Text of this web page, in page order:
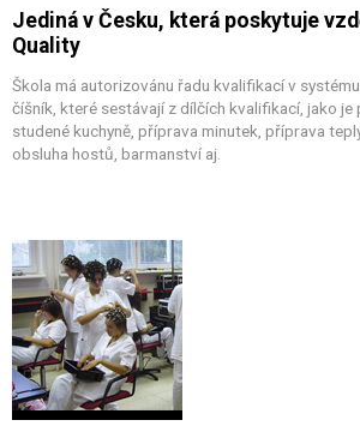
Jediná v Česku, která poskytuje
Quality
Škola má autorizovánu řadu kvalifikací v systému
číšník, které sestávají z dílčích kvalifikací, jako
studené kuchyně, příprava minutek, příprava
obsluha hostů, barmanství aj.